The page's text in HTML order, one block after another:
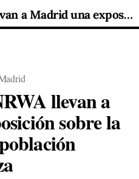
El Thyssen y UNRWA llevan a Madrid una exposición sobre la resiliencia de la población palestina en Gaza
llevan a
sobre la